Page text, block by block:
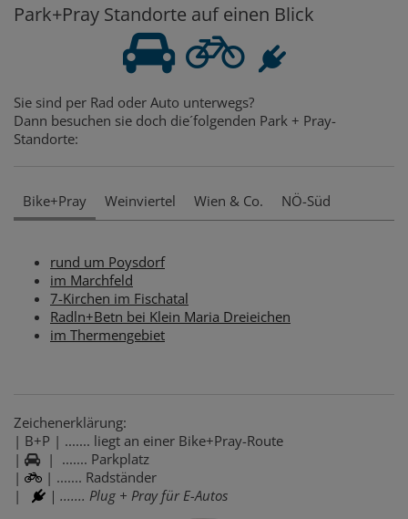
Park+Pray Standorte auf einen Blick
Sie sind per Rad oder Auto unterwegs?
Dann besuchen sie doch die´folgenden Park + Pray-
Standorte:
Bike+Pray Weinviertel Wien & Co. NÖ-Süd
rund um Poysdorf
im Marchfeld
7-Kirchen im Fischatal
Radln+Betn bei Klein Maria Dreieichen
im Thermengebiet
Zeichenerklärung:
| B+P | ....... liegt an einer Bike+Pray-Route
|
| ....... Parkplatz
|
| ....... Radständer
|
| ....... Plug + Pray für E-Autos